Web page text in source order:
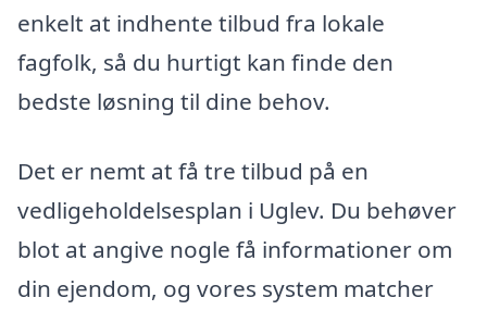
enkelt at indhente tilbud fra lokale
fagfolk, så du hurtigt kan finde den
bedste løsning til dine behov.
Det er nemt at få tre tilbud på en
vedligeholdelsesplan i Uglev. Du behøver
blot at angive nogle få informationer om
din ejendom, og vores system matcher